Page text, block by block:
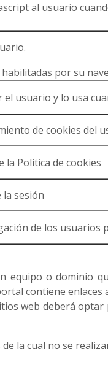
al usuario
por su
usuario y lo usa
de cookies del
la Política de cookies
sesión
de los usuarios
equipo o dominio
contiene enlaces
web deberá
la cual no se